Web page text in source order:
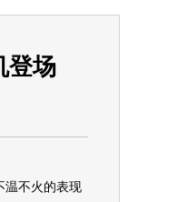
登场
温不火的表现